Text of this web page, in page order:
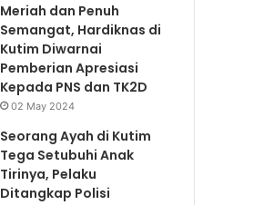
Meriah dan Penuh
Semangat, Hardiknas di
Kutim Diwarnai
Pemberian Apresiasi
Kepada PNS dan TK2D
02 May 2024
Seorang Ayah di Kutim
Tega Setubuhi Anak
Tirinya, Pelaku
Ditangkap Polisi